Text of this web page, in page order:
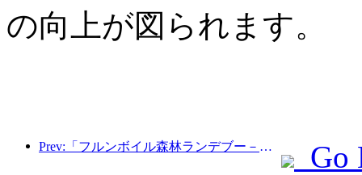
の向上が図られます。
Prev:「フルンボイル森林ランデブー－大興安嶺エクスプレス－星光列車－天一旅」観光列車が初運行を行った。
Go